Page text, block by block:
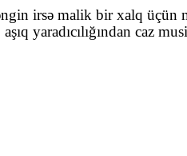
irsə malik bir xalq
yaradıcılığından caz